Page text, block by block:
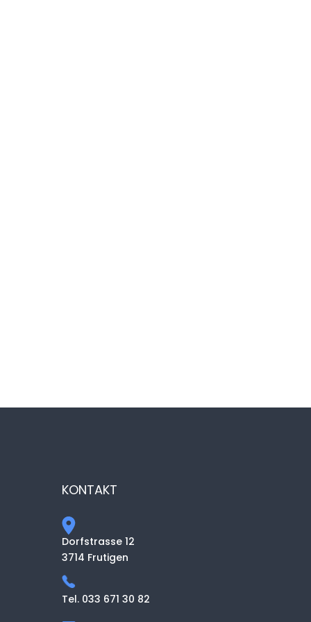
KONTAKT
Dorfstrasse 12
3714 Frutigen
Tel. 033 671 30 82